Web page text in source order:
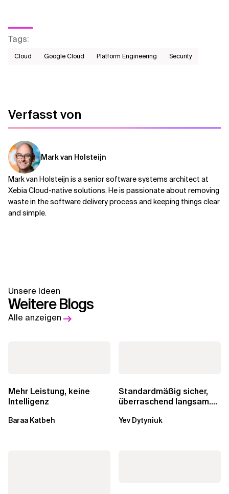
Tags:
Cloud Google Cloud Platform Engineering Security
Verfasst von
Mark van Holsteijn
Mark van Holsteijn is a senior software systems architect at
Xebia Cloud-native solutions. He is passionate about removing
waste in the software delivery process and keeping things clear
and simple.
Unsere Ideen
Weitere Blogs
Alle anzeigen
Mehr Leistung, keine
Intelligenz
Baraa Katbeh
Standardmäßig sicher,
überraschend langsam.
über die RDS...
Yev Dytyniuk